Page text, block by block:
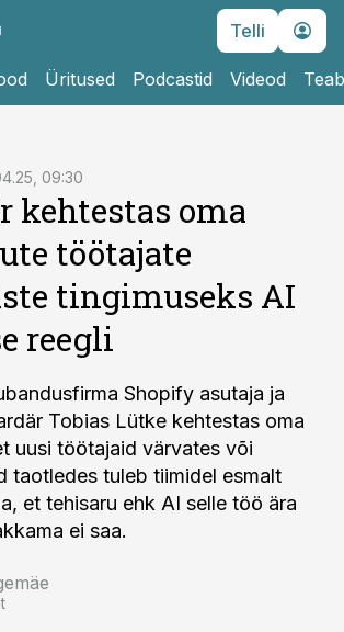
Telli
Üritused Podcastid Videod
09:30
kehtestas oma
töötajate
tingimuseks AI
reegli
Shopify asutaja ja
Tobias Lütke kehtestas oma
uusi töötajaid värvates või
taotledes tuleb tiimidel esmalt
et tehisaru ehk AI selle töö ära
ei saa.